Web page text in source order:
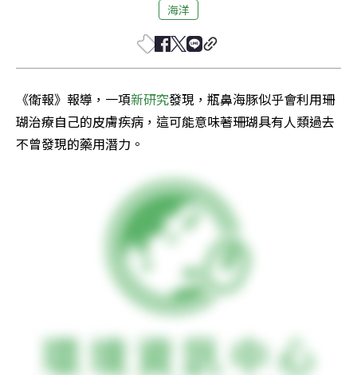
海洋
《衛報》報導，一項新研究發現，瓶鼻海豚似乎會利用珊
瑚治療自己的皮膚疾病，這可能意味著珊瑚具有人類過去
不曾發現的藥用潛力。